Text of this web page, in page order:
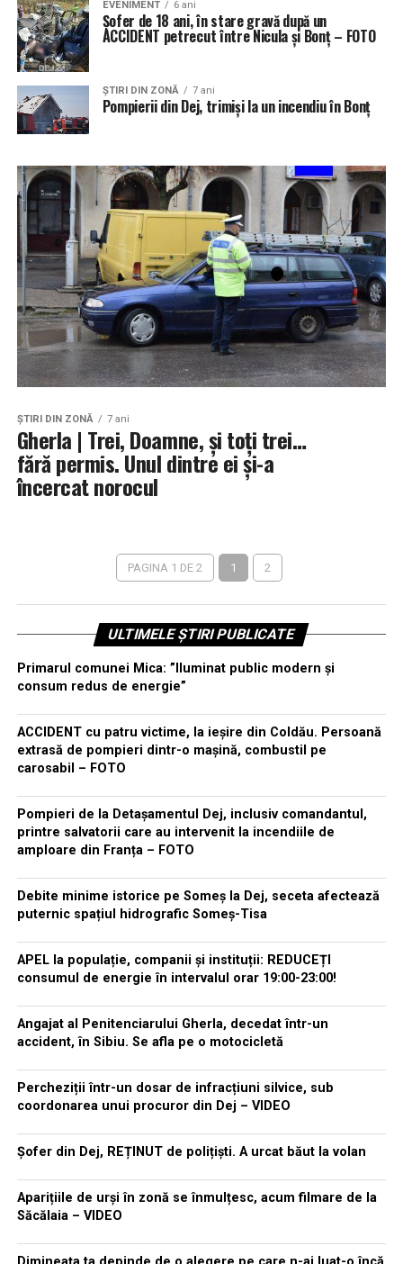
EVENIMENT 6 ani
Șofer de 18 ani, în stare gravă după un
ACCIDENT petrecut între Nicula și Bonț – FOTO
ŞTIRI DIN ZONĂ 7 ani
Pompierii din Dej, trimiși la un incendiu în Bonț
ŞTIRI DIN ZONĂ 7 ani
Gherla | Trei, Doamne, și toți trei…
fără permis. Unul dintre ei și-a
încercat norocul
PAGINA 1 DE 2 1 2
ULTIMELE ȘTIRI PUBLICATE
Primarul comunei Mica: ”Iluminat public modern și
consum redus de energie”
ACCIDENT cu patru victime, la ieșire din Coldău. Persoană
extrasă de pompieri dintr-o mașină, combustil pe
carosabil – FOTO
Pompieri de la Detașamentul Dej, inclusiv comandantul,
printre salvatorii care au intervenit la incendiile de
amploare din Franța – FOTO
Debite minime istorice pe Someș la Dej, seceta afectează
puternic spațiul hidrografic Someș-Tisa
APEL la populație, companii și instituții: REDUCEȚI
consumul de energie în intervalul orar 19:00-23:00!
Angajat al Penitenciarului Gherla, decedat într-un
accident, în Sibiu. Se afla pe o motocicletă
Percheziții într-un dosar de infracțiuni silvice, sub
coordonarea unui procuror din Dej – VIDEO
Șofer din Dej, REȚINUT de polițiști. A urcat băut la volan
Aparițiile de urși în zonă se înmulțesc, acum filmare de la
Săcălaia – VIDEO